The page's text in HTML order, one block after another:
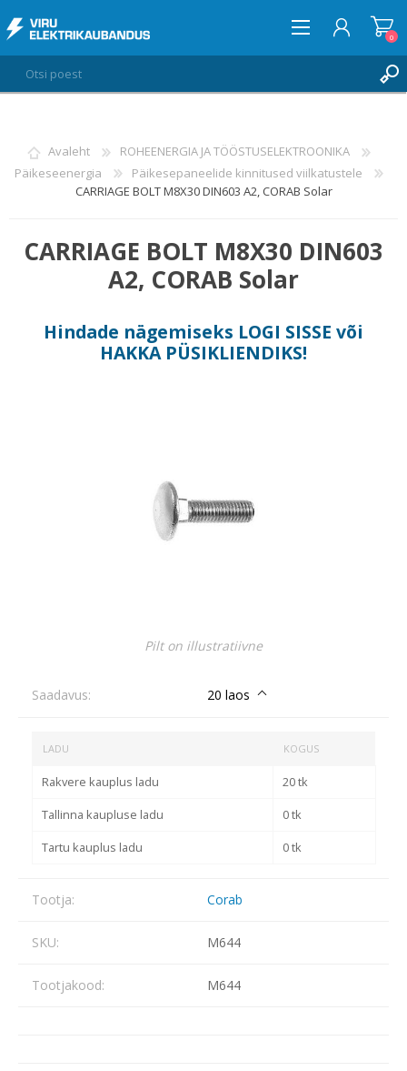
LOGI SISSE
SOOVIKORV
0
Avaleht
ROHEENERGIA JA TÖÖSTUSELEKTROONIKA
Päikeseenergia
Päikesepaneelide kinnitused viilkatustele
CARRIAGE BOLT M8X30 DIN603 A2, CORAB Solar
CARRIAGE BOLT M8X30 DIN603
A2, CORAB Solar
Hindade nägemiseks LOGI SISSE või
HAKKA PÜSIKLIENDIKS!
Pilt on illustratiivne
Saadavus: 20 laos
LADU KOGUS
Rakvere kauplus ladu
20 tk
Tallinna kaupluse ladu
0 tk
Tartu kauplus ladu
0 tk
Tootja: Corab
SKU: M644
Tootjakood: M644